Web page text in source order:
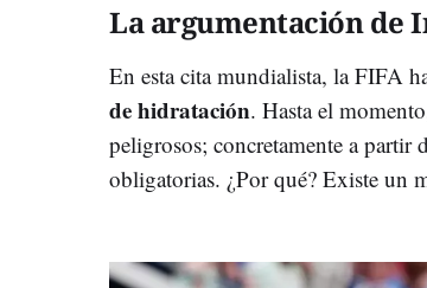
La argumentación de
En esta cita mundialista, la FIFA
de hidratación. Hasta el
peligrosos; concretamente a partir
obligatorias. ¿Por qué? Existe un